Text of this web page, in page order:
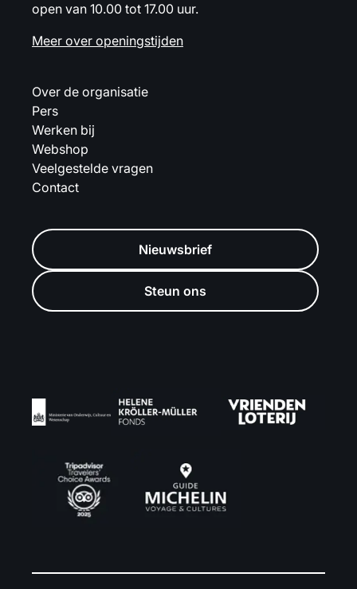
open van 10.00 tot 17.00 uur.
Meer over openingstijden
Over de organisatie
Pers
Werken bij
Webshop
Veelgestelde vragen
Contact
Nieuwsbrief
Steun ons